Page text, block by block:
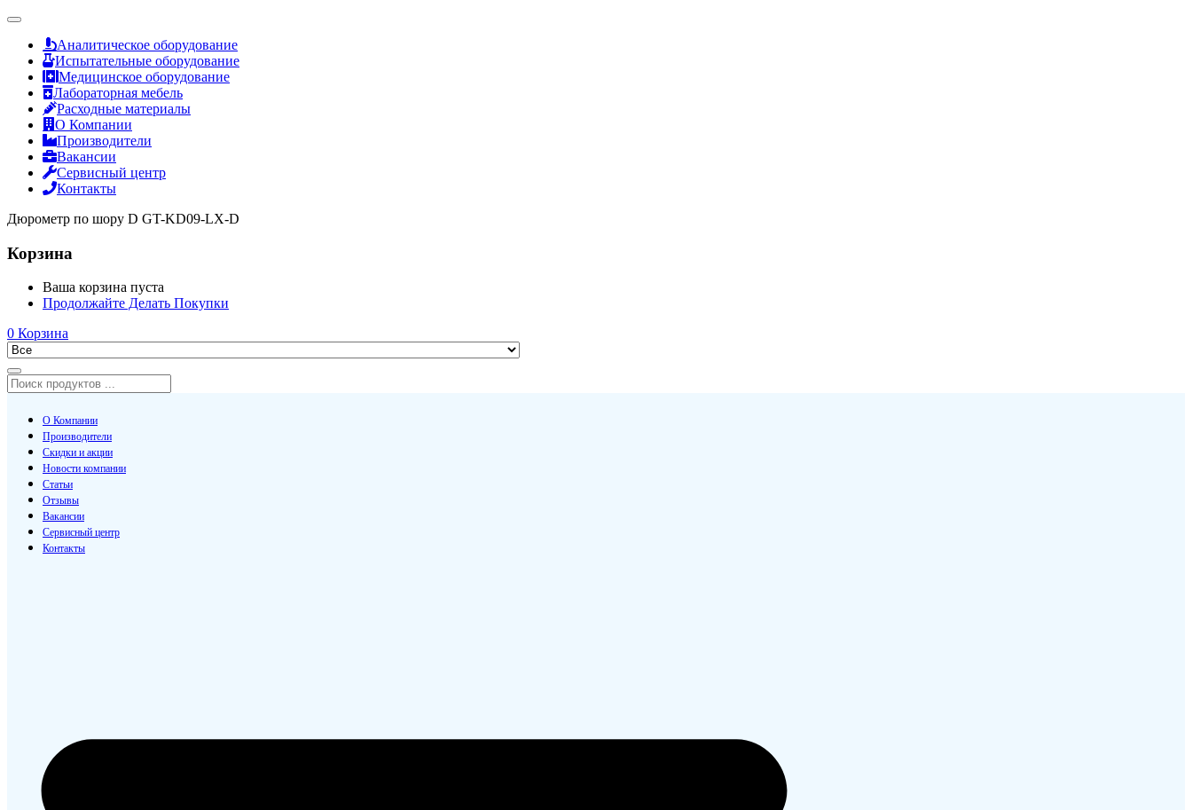
Аналитическое оборудование
Испытательные оборудование
Медицинское оборудование
Лабораторная мебель
Расходные материалы
О Компании
Производители
Вакансии
Сервисный центр
Контакты
Дюрометр по шору D GT-KD09-LX-D
Корзина
Ваша корзина пуста
Продолжайте Делать Покупки
0 Корзина
О Компании
Производители
Скидки и акции
Новости компании
Статьи
Отзывы
Вакансии
Сервисный центр
Контакты